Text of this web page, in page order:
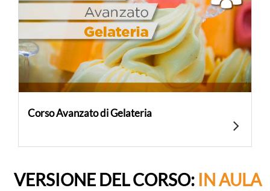
Corso Avanzato di Gelateria
VERSIONE DEL CORSO: IN AULA